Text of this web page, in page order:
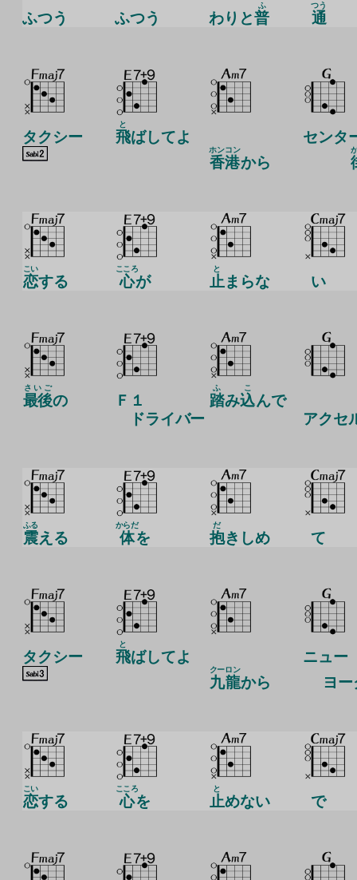
ふつう ふつう わりと普
ふ
通
つう
タクシー 飛
と
ばしてよ
香港
ホンコン
から
センタ
恋
こい
する 心
こころ
が 止
と
まらな い
最後
さいご
の
Ｆ１
ドライバー
踏
ふ
み込
こ
んで
アクセ
震
ふる
える 体
からだ
を 抱
だ
きしめ て
タクシー 飛
と
ばしてよ
九
クー
龍
ロン
から
ニュー
ヨー
恋
こい
する 心
こころ
を 止
と
めない で